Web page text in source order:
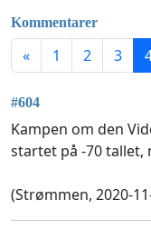
Kommentarer
« 1 2 3
#604
Kampen om den
startet på -70 tallet,
(Strømmen, 2020-